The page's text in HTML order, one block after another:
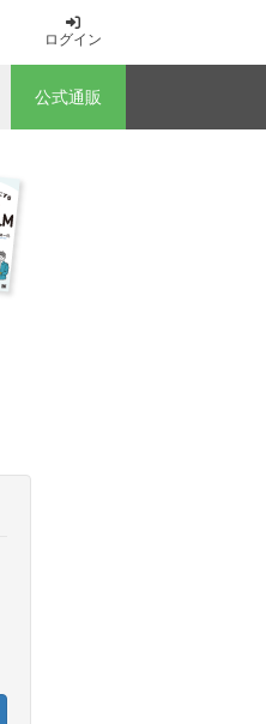
ログイン
公式通販